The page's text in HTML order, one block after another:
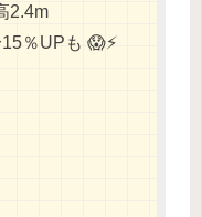
2.4m
％UPも 😱⚡